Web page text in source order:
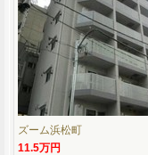
ズーム浜松町
11.5万円